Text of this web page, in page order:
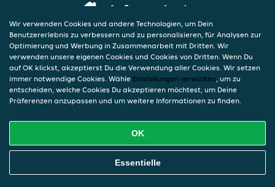
Wir verwenden Cookies und andere Technologien, um Dein
Benutzererlebnis zu verbessern und zu personalisieren, für Analysen zur
Optimierung und Werbung in Zusammenarbeit mit Dritten. Wir
verwenden unsere eigenen Cookies und Cookies von Dritten. Wenn Du
auf OK klickst, akzeptierst Du die Verwendung aller Cookies. Wir setzen
immer notwendige Cookies. Wähle Einstellungen verwalten, um zu
entscheiden, welche Cookies Du akzeptieren möchtest, um Deine
Präferenzen anzupassen und um weitere Informationen zu finden.
OK
Essentielle